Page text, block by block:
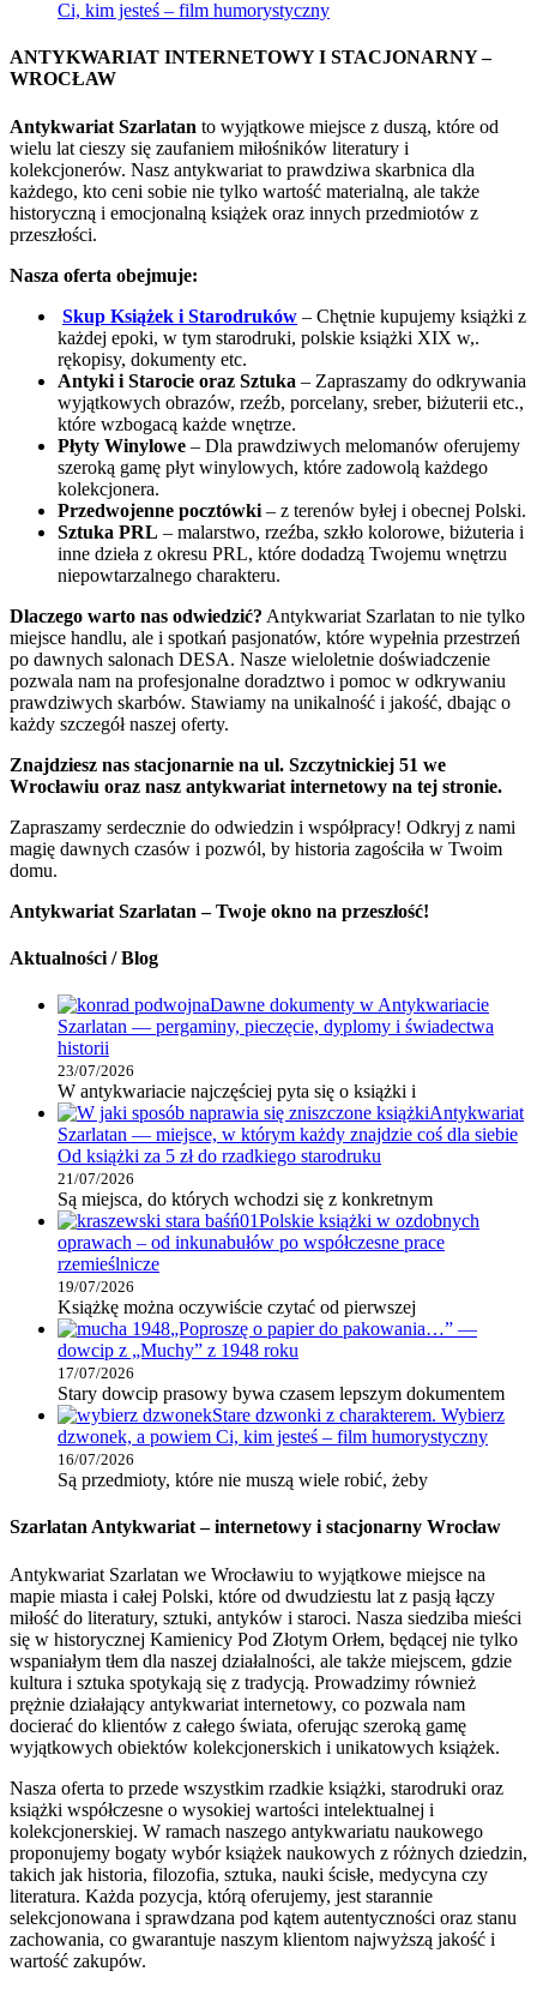
Ci, kim jesteś – film humorystyczny
ANTYKWARIAT INTERNETOWY I STACJONARNY –
WROCŁAW
Antykwariat Szarlatan to wyjątkowe miejsce z duszą, które od
wielu lat cieszy się zaufaniem miłośników literatury i
kolekcjonerów. Nasz antykwariat to prawdziwa skarbnica dla
każdego, kto ceni sobie nie tylko wartość materialną, ale także
historyczną i emocjonalną książek oraz innych przedmiotów z
przeszłości.
Nasza oferta obejmuje:
Skup Książek i Starodruków – Chętnie kupujemy książki z
każdej epoki, w tym starodruki, polskie książki XIX w,.
rękopisy, dokumenty etc.
Antyki i Starocie oraz Sztuka – Zapraszamy do odkrywania
wyjątkowych obrazów, rzeźb, porcelany, sreber, biżuterii etc.,
które wzbogacą każde wnętrze.
Płyty Winylowe – Dla prawdziwych melomanów oferujemy
szeroką gamę płyt winylowych, które zadowolą każdego
kolekcjonera.
Przedwojenne pocztówki – z terenów byłej i obecnej Polski.
Sztuka PRL – malarstwo, rzeźba, szkło kolorowe, biżuteria i
inne dzieła z okresu PRL, które dodadzą Twojemu wnętrzu
niepowtarzalnego charakteru.
Dlaczego warto nas odwiedzić? Antykwariat Szarlatan to nie tylko
miejsce handlu, ale i spotkań pasjonatów, które wypełnia przestrzeń
po dawnych salonach DESA. Nasze wieloletnie doświadczenie
pozwala nam na profesjonalne doradztwo i pomoc w odkrywaniu
prawdziwych skarbów. Stawiamy na unikalność i jakość, dbając o
każdy szczegół naszej oferty.
Znajdziesz nas stacjonarnie na ul. Szczytnickiej 51 we
Wrocławiu oraz nasz antykwariat internetowy na tej stronie.
Zapraszamy serdecznie do odwiedzin i współpracy! Odkryj z nami
magię dawnych czasów i pozwól, by historia zagościła w Twoim
domu.
Antykwariat Szarlatan – Twoje okno na przeszłość!
Aktualności / Blog
Dawne dokumenty w Antykwariacie
Szarlatan — pergaminy, pieczęcie, dyplomy i świadectwa
historii
23/07/2026
W antykwariacie najczęściej pyta się o książki i
Antykwariat
Szarlatan — miejsce, w którym każdy znajdzie coś dla siebie
Od książki za 5 zł do rzadkiego starodruku
21/07/2026
Są miejsca, do których wchodzi się z konkretnym
Polskie książki w ozdobnych
oprawach – od inkunabułów po współczesne prace
rzemieślnicze
19/07/2026
Książkę można oczywiście czytać od pierwszej
„Poproszę o papier do pakowania…” —
dowcip z „Muchy” z 1948 roku
17/07/2026
Stary dowcip prasowy bywa czasem lepszym dokumentem
Stare dzwonki z charakterem. Wybierz
dzwonek, a powiem Ci, kim jesteś – film humorystyczny
16/07/2026
Są przedmioty, które nie muszą wiele robić, żeby
Szarlatan Antykwariat – internetowy i stacjonarny Wrocław
Antykwariat Szarlatan we Wrocławiu to wyjątkowe miejsce na
mapie miasta i całej Polski, które od dwudziestu lat z pasją łączy
miłość do literatury, sztuki, antyków i staroci. Nasza siedziba mieści
się w historycznej Kamienicy Pod Złotym Orłem, będącej nie tylko
wspaniałym tłem dla naszej działalności, ale także miejscem, gdzie
kultura i sztuka spotykają się z tradycją. Prowadzimy również
prężnie działający antykwariat internetowy, co pozwala nam
docierać do klientów z całego świata, oferując szeroką gamę
wyjątkowych obiektów kolekcjonerskich i unikatowych książek.
Nasza oferta to przede wszystkim rzadkie książki, starodruki oraz
książki współczesne o wysokiej wartości intelektualnej i
kolekcjonerskiej. W ramach naszego antykwariatu naukowego
proponujemy bogaty wybór książek naukowych z różnych dziedzin,
takich jak historia, filozofia, sztuka, nauki ścisłe, medycyna czy
literatura. Każda pozycja, którą oferujemy, jest starannie
selekcjonowana i sprawdzana pod kątem autentyczności oraz stanu
zachowania, co gwarantuje naszym klientom najwyższą jakość i
wartość zakupów.